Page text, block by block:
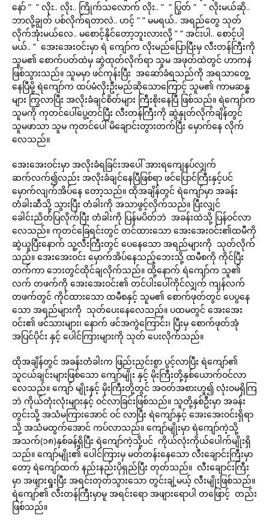
နော် ” ” လိုး.. လိုး.. ကြိုက်သလောက် လိုး.. ” ” ပြွတ် ” ” လိုးမယ်ဆို..
ဘာလို့ချွတ် ပစ်လိုက်ရတာလဲ.. ဟင့် ” ” မမရယ်.. အရည်တွေ သုတ်
လိုက်အုံးမယ်လေ.. မစောင့်နိုင်တော့ဘူးလားလို့ ” ” အင်းပါ.. စောင့်ပါ့
မယ်.. ” အေးအေးဝင်းမှာ ရဲ ကျော်က လိုးမည်ပြောပြီးမှ လီးတန်ကြီးကို
သူမ၏ စောက်ပတ်ထဲမှ ဆွဲထုတ်လိုက်ရာ သူမ အဖုတ်ထဲတွင် ဟာကနဲ
ဖြစ်သွားသည်။ သူမမှာ ဖင်ကုန်းပြီး အဆော်ခံရသည်ကို အရသာတွေ့
နေပြီမို့ ရဲကျော်က ထပ်မံလိုးဦးမည်ဆိုသောကြောင့် သူမ၏ ကာမဆန္ဓ
များ ကြွလာပြီး အလိုးခံချင်စိတ်များ ကြီးစိုးနေပြီ ဖြစ်သည်။ ရဲကျော်က
သူမကို ကုတင်ပေါ်ပွေ့တင်ပြီး လီးတန်ကြီးကို ဆွဲနှုတ်လိုက်ချိန်တွင်
သူမဖာသာ သူမ ကုတင်ပေါ် မိချောင်းတွားတက်ပြီး မှောက်နေ လိုက်
လေသည်။
အေးအေးဝင်းမှာ အလိုးခံရခြင်းအပေါ် အားရကျေနပ်လျှက်
ဆက်လက်၍လည်း အလိုးခံချင်နေပြီဖြစ်ရာ ဖင်ပြောင်ကြီးနှင့်ပင်
မှောက်လျက်အိပ်နေ တော့သည်။ ထိုအချိန်တွင် ရဲကျော်မှာ အခန်း
တံခါးဆီသို့ သွားပြီး တံခါးကို အသာဖွင့်လိုက်သည်။ ပြီးလျှင်
ခေါင်းညိတ်ပြလိုက်ပြီး တံခါးကို ပြန်မပိတ်ဘဲ အခန်းထဲသို့ ပြန်ဝင်လာ
လေသည်။ ကုတင်ခြေရင်းတွင် တင်ထားသော အေးအေးဝင်း၏ထမီကို
ဆွဲယူပြီးနောက် သူ့လီးကြီးတွင် ပေနေသော အရည်များကို သုတ်လိုက်
သည်။ အေးအေးဝင်း မှောက်အိပ်နေသည့်ဘေးသို့ ထမီစကို ကိုင်ပြီး
တက်ကာ ဘေးတွင်ထိုင်ချလိုက်သည်။ ထို့နောက် ရဲကျော်က သူ၏
လက် တဖက်ကို အေးအေးဝင်း၏ တင်ပါးပေါ်ကိုင်လျှက် ကျန်လက်
တဖက်တွင် ကိုင်ထားသော ထမီစနှင့် သူမ၏ စောက်ဖုတ်တွင် ပေပွနေ
သော အရည်များကို သုတ်ပေးနေလေသည်။ ပထမတွင် အေးအေး
ဝင်း၏ ဖင်သားများ၊ နောက် ဖင်အကွဲကြောင်း၊ ပြီးမှ စောက်ဖုတ်အုံ
အပြင်ပိုင်း နှင့် ပေါင်ကြားများကို သုတ် ပေးလိုက်သည်။
ထိုအချိန်တွင် အခန်းတံခါးက ဖြည်းညှင်းစွာ ပွင့်လာပြီး ရဲကျော်၏
သူငယ်ချင်းများဖြစ်သော ကျော်မျိုး နှင့် မိုးကြီးတို့နှစ်ယောက်ဝင်လာ
လေသည်။ ကျော် မျိုးနှင့် မိုးကြီးတို့တွင် အဝတ်အစားဟူ၍ လုံးဝမရှိကြ
ဘဲ ကိုယ်တုံးလုံးများနှင့် ဝင်လာခြင်းဖြစ်သည်။ သူတို့နှစ်ဦးမှာ အခန်း
တွင်းသို့ အသံမကြားအောင် ဝင် လာပြီး ရဲကျော်နှင့် အေးအေးဝင်းရှိရာ
သို့ အသံမထွက်အောင် ကပ်လာသည်။ ကျော်မျိုးမှာ ရဲကျော်ကဲ့သို့
အသက်(၁၈)နှစ်ခန့်ရှိပြီး ရဲကျော်ကဲ့သို့ပင် ကိုယ်လုံးကိုယ်ပေါက်မျိုးရှိ
သည်။ ကျော်မျိုး၏ ပေါင်ကြားမှ မတ်တန်းနေသော လီးချောင်းကြီးမှာ
တော့ ရဲကျော်ထက် နည်းနည်းပိုရှည်ပြီး တုတ်သည်။ လီးချောင်းကြီး
မှာ အဖျားရှုးပြီး အရင်းတုတ်သွားသော တွင်းချဲ့မယ့် လီးမျိုးဖြစ်သည်။
ရဲကျော်၏ လီးတန်ကြီးမှာမူ အရင်းရော အဖျားရောပါ တဖြောင့် တည်း
ဖြစ်သည်။